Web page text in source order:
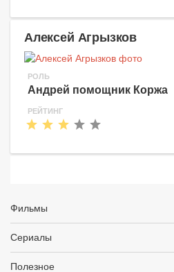
Алексей Агрызков
РОЛЬ
Андрей помощник Коржа
РЕЙТИНГ
Фильмы
Сериалы
Полезное